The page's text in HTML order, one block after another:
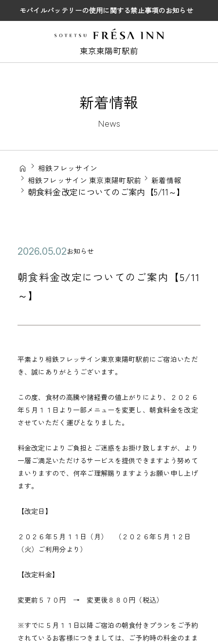
モバイルバッテリーの使用に関する禁止事項のお知らせ
東京東陽町駅前
新着情報
News
相鉄フレッサイン
相鉄フレッサイン 東京東陽町駅前
新着情報
朝食料金改定についてのご案内【5/11～】
朝食料金改定についてのご案内【5/11
～】
公
日
2
2
0
2
カ
テ
ゴ
リ
お知らせ
平素より相鉄フレッサイン東京東陽町駅前にご宿泊いただ
き、誠にありがとうございます。
この度、食材の高騰や諸経費の値上がりにより、２０２６
年５月１１日より一部メニューを変更し、朝食料金を改定
させていただく運びとなりました。
料金改定によりご負担とご迷惑をお掛け致しますが、より
一層ご満足いただけるサービスを提供できますよう努めて
まいりますので、何卒ご理解賜りますようお願い申し上げ
ます。
【改定日】
２０２６年５月１１日（月） （２０２６年５月１２日
（火）ご利用分より）
【改定料金】
変更前５７０円 → 変更後８８０円（税込）
※すでに５月１１日以降ご宿泊の朝食付きプランをご予約
されているお客様につきましては、ご予約時の料金のまま